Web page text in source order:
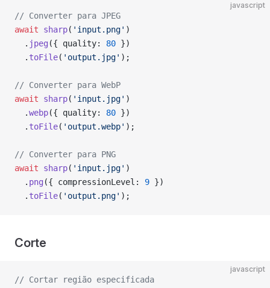
javascript
// Converter para JPEG
await sharp( 'input.png' )
  .
jpeg ({ quality: 80 })
  .
toFile( 'output.jpg' );
// Converter para WebP
await sharp( 'input.jpg' )
  .
webp({ quality: 80 })
  .
toFile( 'output.webp' );
// Converter para PNG
await sharp( 'input.jpg' )
  .
png ({ compressionLevel: 9 })
  .
toFile( 'output.png' );
Corte
javascript
// Cortar região especificada